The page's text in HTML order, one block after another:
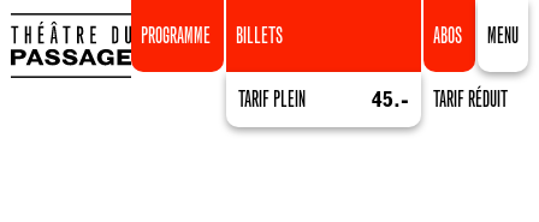
PROGRAMME BILLETS
TARIF PLEIN 45.- TARIF RÉDUIT
ABOS MENU